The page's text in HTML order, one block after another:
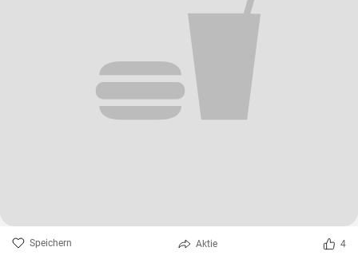
Speichern Aktie 4